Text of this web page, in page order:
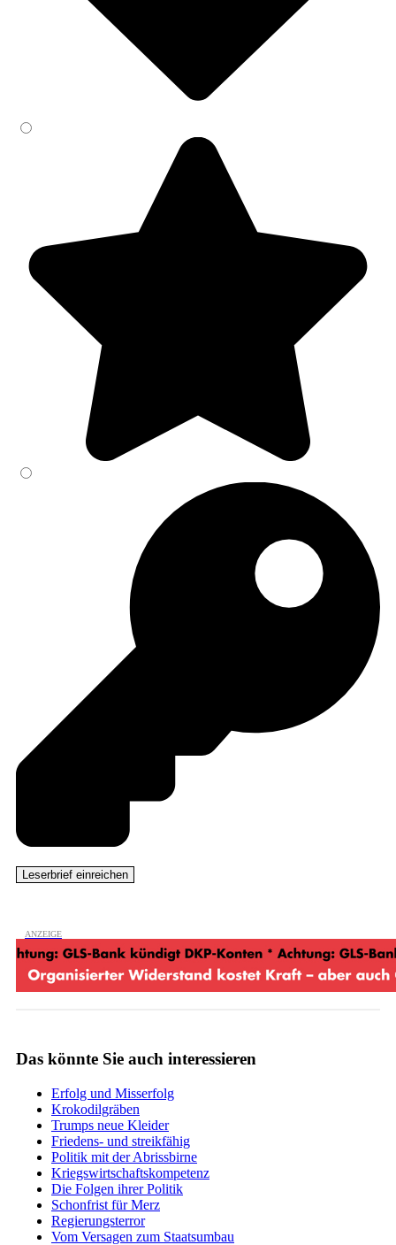
Das könnte Sie auch interessieren
Erfolg und Misserfolg
Krokodilgräben
Trumps neue Kleider
Friedens- und streikfähig
Politik mit der Abrissbirne
Kriegswirtschaftskompetenz
Die Folgen ihrer Politik
Schonfrist für Merz
Regierungsterror
Vom Versagen zum Staatsumbau